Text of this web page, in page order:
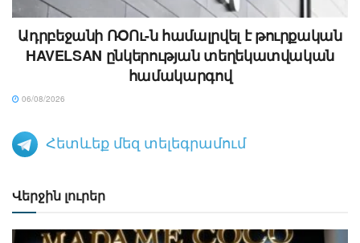
Ադրբեջանի ՌՕՈւ-ն համալրվել է թուրքական
HAVELSAN ընկերության տեղեկատվական
համակարգով
06/08/2026
Հետևեք մեզ տելեգրամում
Վերջին լուրեր